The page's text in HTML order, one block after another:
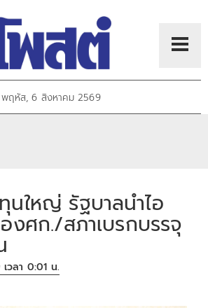
พฤหัส, 6 สิงหาคม 2569
นใหญ่ รัฐบาลนำไอ
งศก./สภาเบรกบรรจุ
วลา 0:01 น.